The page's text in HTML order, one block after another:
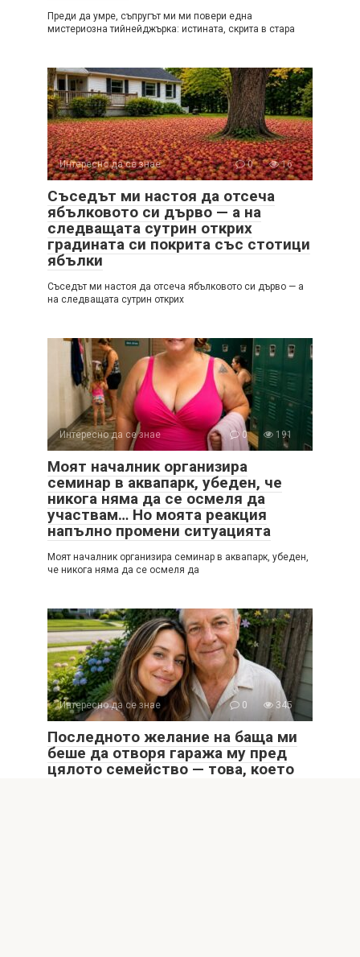
Преди да умре, съпругът ми ми повери една
мистериозна тийнейджърка: истината, скрита в стара
Интересно да се знае 0 16
Съседът ми настоя да отсеча
ябълковото си дърво — а на
следващата сутрин открих
градината си покрита със стотици
ябълки
Съседът ми настоя да отсеча ябълковото си дърво — а
на следващата сутрин открих
Интересно да се знае 0 191
Моят началник организира
семинар в аквапарк, убеден, че
никога няма да се осмеля да
участвам… Но моята реакция
напълно промени ситуацията
Моят началник организира семинар в аквапарк, убеден,
че никога няма да се осмеля да
Интересно да се знае 0 345
Последното желание на баща ми
беше да отворя гаража му пред
цялото семейство — това, което